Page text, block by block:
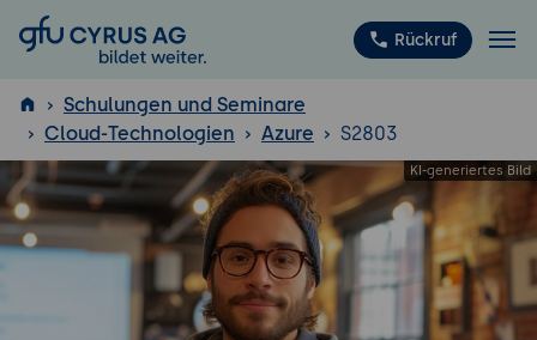
GFU Cyrus AG Rückruf
ISTQB ®
Schulungen und Seminare
Cloud-Technologien
Azure S2803